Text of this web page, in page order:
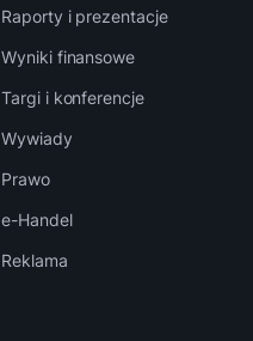
Raporty i prezentacje
Wyniki finansowe
Targi i konferencje
Wywiady
Prawo
e-Handel
Reklama